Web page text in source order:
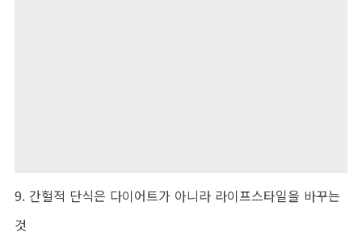
9. 간헐적 단식은 다이어트가 아니라 라이프스타일을 바꾸는
것